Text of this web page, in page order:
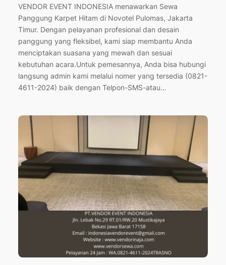
VENDOR EVENT INDONESIA menawarkan Sewa
Panggung Karpet Hitam di Novotel Pulomas, Jakarta
Timur. Dengan pelayanan profesional dan desain
panggung yang fleksibel, kami siap membantu Anda
menciptakan suasana yang mewah dan sesuai
kebutuhan acara.Untuk pemesannya, Anda bisa hubungi
langsung admin kami melalui nomer yang tersedia (0821-
4611-2024) baik dengan Telpon-SMS-atau…